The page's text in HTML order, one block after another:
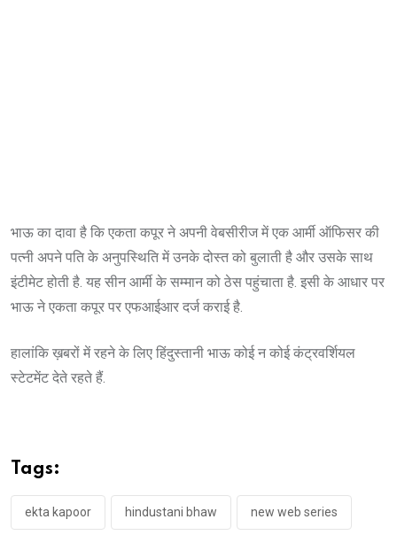
भाऊ का दावा है कि एकता कपूर ने अपनी वेबसीरीज में एक आर्मी ऑफिसर की
पत्नी अपने पति के अनुपस्थिति में उनके दोस्त को बुलाती है और उसके साथ
इंटीमेट होती है. यह सीन आर्मी के सम्मान को ठेस पहुंचाता है. इसी के आधार पर
भाऊ ने एकता कपूर पर एफआईआर दर्ज कराई है.
हालांकि ख़बरों में रहने के लिए हिंदुस्तानी भाऊ कोई न कोई कंट्रवर्शियल
स्टेटमेंट देते रहते हैं.
Tags:
ekta kapoor hindustani bhaw new web series